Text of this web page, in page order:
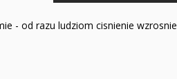
- od razu ludziom cisnienie